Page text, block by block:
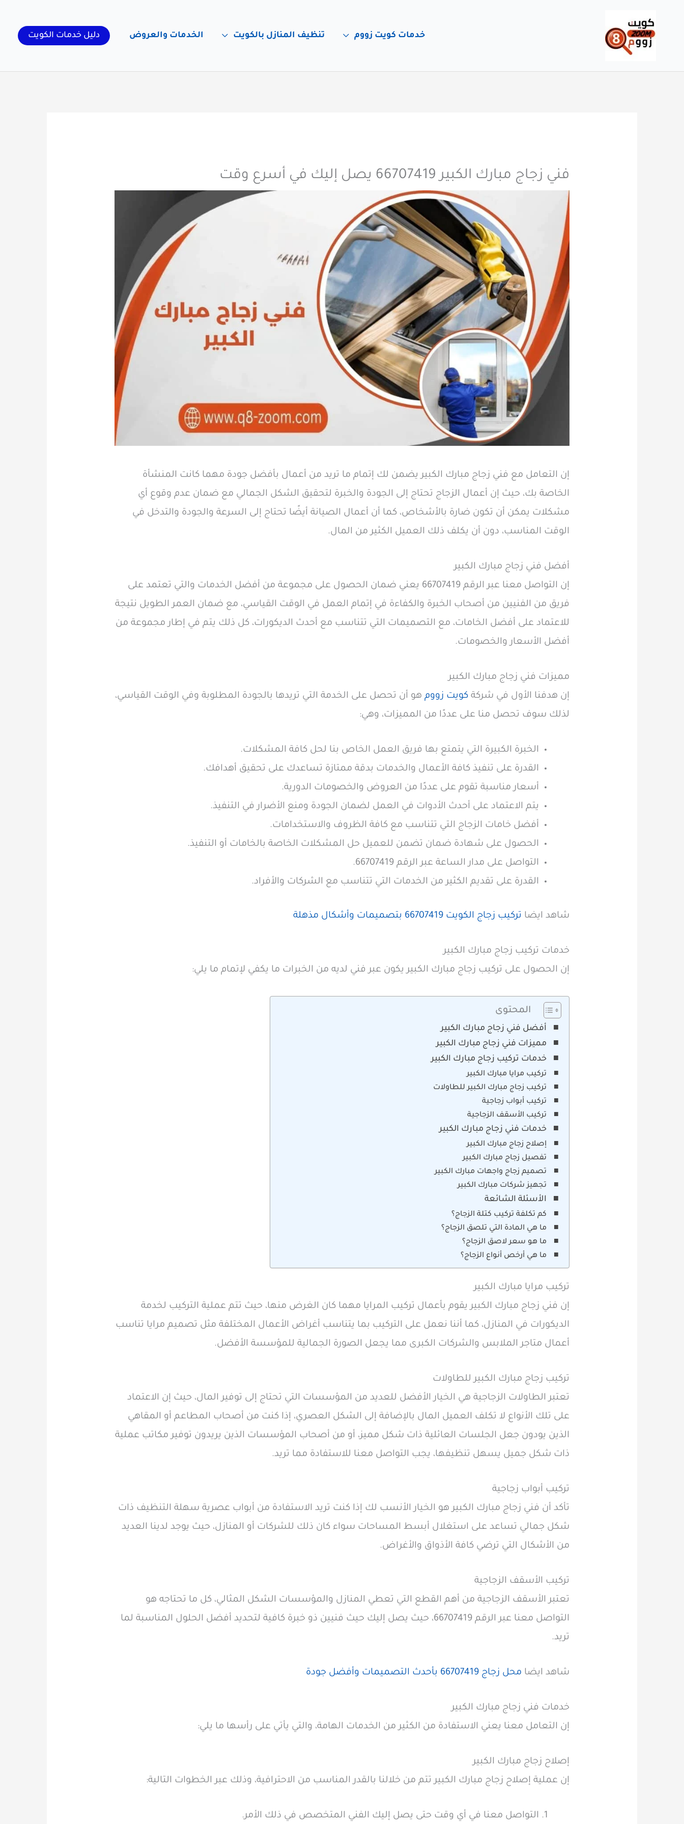
المحتوى
خدمات كويت زووم تنظيف المنازل بالكويت الخدمات والعروض دليل خدمات الكويت
فني زجاج مبارك الكبير 66707419 يصل إليك في أسرع وقت
إن التعامل مع فني زجاج مبارك الكبير يضمن لك إتمام ما تريد من أعمال بأفضل جودة مهما كانت المنشأة
الخاصة بك، حيث إن أعمال الزجاج تحتاج إلى الجودة والخبرة لتحقيق الشكل الجمالي مع ضمان عدم وقوع أي
مشكلات يمكن أن تكون ضارة بالأشخاص، كما أن أعمال الصيانة أيضًا تحتاج إلى السرعة والجودة والتدخل في
الوقت المناسب، دون أن يكلف ذلك العميل الكثير من المال.
أفضل فني زجاج مبارك الكبير
إن التواصل معنا عبر الرقم 66707419 يعني ضمان الحصول على مجموعة من أفضل الخدمات والتي تعتمد على
فريق من الفنيين من أصحاب الخبرة والكفاءة في إتمام العمل في الوقت القياسي، مع ضمان العمر الطويل نتيجة
للاعتماد على أفضل الخامات، مع التصميمات التي تتناسب مع أحدث الديكورات، كل ذلك يتم في إطار مجموعة من
أفضل الأسعار والخصومات.
مميزات فني زجاج مبارك الكبير
إن هدفنا الأول في شركةكويت زووم هو أن تحصل على الخدمة التي تريدها بالجودة المطلوبة وفي الوقت القياسي،
لذلك سوف تحصل منا على عددًا من المميزات، وهي:
الخبرة الكبيرة التي يتمتع بها فريق العمل الخاص بنا لحل كافة المشكلات.
القدرة على تنفيذ كافة الأعمال والخدمات بدقة ممتازة تساعدك على تحقيق أهدافك.
أسعار مناسبة تقوم على عددًا من العروض والخصومات الدورية.
يتم الاعتماد على أحدث الأدوات في العمل لضمان الجودة ومنع الأضرار في التنفيذ.
أفضل خامات الزجاج التي تتناسب مع كافة الظروف والاستخدامات.
الحصول على شهادة ضمان تضمن للعميل حل المشكلات الخاصة بالخامات أو التنفيذ.
التواصل على مدار الساعة عبر الرقم 66707419.
القدرة على تقديم الكثير من الخدمات التي تتناسب مع الشركات والأفراد.
شاهد ايضا تركيب زجاج​ الكويت 66707419 بتصميمات وأشكال مذهلة
خدمات تركيب زجاج مبارك الكبير
إن الحصول على تركيب زجاج مبارك الكبير يكون عبر فني لديه من الخبرات ما يكفي لإتمام ما يلي:
المحتوى
أفضل فني زجاج مبارك الكبير
مميزات فني زجاج مبارك الكبير
خدمات تركيب زجاج مبارك الكبير
تركيب مرايا مبارك الكبير
تركيب زجاج مبارك الكبير للطاولات
تركيب أبواب زجاجية
تركيب الأسقف الزجاجية
خدمات فني زجاج مبارك الكبير
إصلاح زجاج مبارك الكبير
تفصيل زجاج مبارك الكبير
تصميم زجاج واجهات مبارك الكبير
تجهيز شركات مبارك الكبير
الأسئلة الشائعة
كم تكلفة تركيب كتلة الزجاج؟
ما هي المادة التي تلصق الزجاج؟
ما هو سعر لاصق الزجاج؟
ما هي أرخص أنواع الزجاج؟
تركيب مرايا مبارك الكبير
إن فني زجاج مبارك الكبير يقوم بأعمال تركيب المرايا مهما كان الغرض منها، حيث تتم عملية التركيب لخدمة
الديكورات في المنازل، كما أننا نعمل على التركيب بما يتناسب أغراض الأعمال المختلفة مثل تصميم مرايا تناسب
أعمال متاجر الملابس والشركات الكبرى مما يجعل الصورة الجمالية للمؤسسة الأفضل.
تركيب زجاج مبارك الكبير للطاولات
تعتبر الطاولات الزجاجية هي الخيار الأفضل للعديد من المؤسسات التي تحتاج إلى توفير المال، حيث إن الاعتماد
على تلك الأنواع لا تكلف العميل المال بالإضافة إلى الشكل العصري، إذا كنت من أصحاب المطاعم أو المقاهي
الذين يودون جعل الجلسات العائلية ذات شكل مميز، أو من أصحاب المؤسسات الذين يريدون توفير مكاتب عملية
ذات شكل جميل يسهل تنظيفها، يجب التواصل معنا للاستفادة مما تريد.
تركيب أبواب زجاجية
تأكد أن فني زجاج مبارك الكبير هو الخيار الأنسب لك إذا كنت تريد الاستفادة من أبواب عصرية سهلة التنظيف ذات
شكل جمالي تساعد على استغلال أبسط المساحات سواء كان ذلك للشركات أو المنازل، حيث يوجد لدينا العديد
من الأشكال التي ترضي كافة الأذواق والأغراض.
تركيب الأسقف الزجاجية
تعتبر الأسقف الزجاجية من أهم القطع التي تعطي المنازل والمؤسسات الشكل المثالي، كل ما تحتاجه هو
التواصل معنا عبر الرقم 66707419، حيث يصل إليك حيث فنيين ذو خبرة كافية لتحديد أفضل الحلول المناسبة لما
تريد.
شاهد ايضا محل زجاج​ 66707419 بأحدث التصميمات وأفضل جودة
خدمات فني زجاج مبارك الكبير
إن التعامل معنا يعني الاستفادة من الكثير من الخدمات الهامة، والتي يأتي على رأسها ما يلي:
إصلاح زجاج مبارك الكبير
إن عملية إصلاح زجاج مبارك الكبير تتم من خلالنا بالقدر المناسب من الاحترافية، وذلك عبر الخطوات التالية:
التواصل معنا في أي وقت حتى يصل إليك الفني المتخصص في ذلك الأمر.